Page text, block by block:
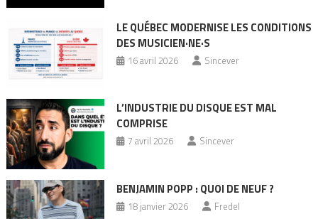
LE QUÉBEC MODERNISE LES CONDITIONS
DES MUSICIEN·NE·S
16 avril 2026 Sincever
L’INDUSTRIE DU DISQUE EST MAL
COMPRISE
7 avril 2026 Sincever
BENJAMIN POPP : QUOI DE NEUF ?
18 janvier 2026 Fredel